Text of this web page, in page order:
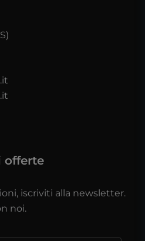
offerte
iscriviti alla newsletter.
noi.